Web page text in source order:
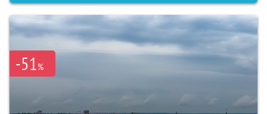
-51%